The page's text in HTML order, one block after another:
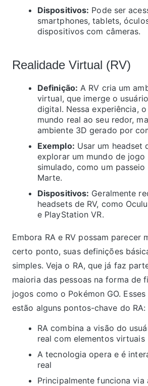
Dispositivos: Pode ser
smartphones, tablets,
dispositivos com câmeras.
Realidade Virtual (RV)
Definição: A RV cria um
virtual, que imerge o
digital. Nessa experiência,
mundo real ao seu redor,
ambiente 3D gerado por
Exemplo: Usar um headset
explorar um mundo de jogo
simulado, como um
Marte.
Dispositivos: Geralmente
headsets de RV, como
e PlayStation VR.
Embora RA e RV possam parecer
certo ponto, suas definições
simples. Veja o RA, que já faz
maioria das pessoas na forma de
jogos como o Pokémon GO. Esses
estão alguns pontos-chave do RA:
RA combina a visão do
real com elementos virtuais
A tecnologia opera e é
real
Principalmente funciona via